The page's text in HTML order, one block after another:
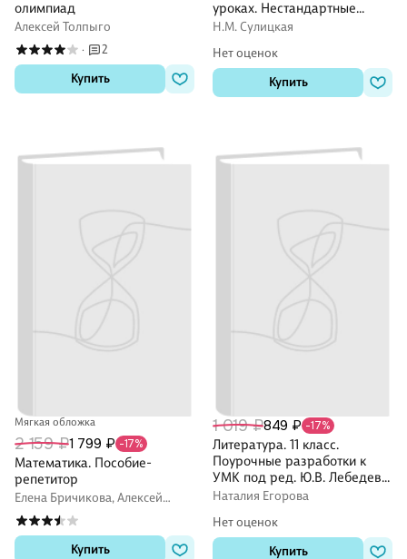
олимпиад
Алексей Толпыго
·
2
Купить
уроках. Нестандартные
задания, рекомендации,
Н.М. Сулицкая
Нет оценок
Купить
Мягкая обложка
2 159 ₽1 799 ₽ -17%
Математика. Пособие-
репетитор
Елена Бричикова, Алексей
Гусак, Галина Гусак
Купить
1 019 ₽849 ₽ -17%
Литература. 11 класс.
Поурочные разработки к
УМК под ред. Ю.В. Лебедева,
В.П. Журавлёва
Наталия Егорова
Нет оценок
Купить